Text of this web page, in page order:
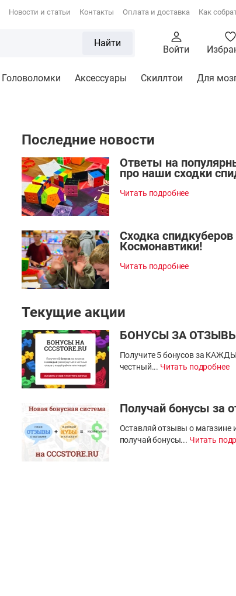
Новости и статьи Контакты Оплата и доставка Как
Найти
Войти
Головоломки Аксессуары Скиллтои Для
Последние новости
Ответы на
про наши сходки
Читать подробнее
Сходка
Космонавтики!
Читать подробнее
Текущие акции
БОНУСЫ ЗА
Получите 5 бонусов за
честный... Читать подробнее
Получай бонусы за
Оставляй отзывы о магазине
получай бонусы... Читать